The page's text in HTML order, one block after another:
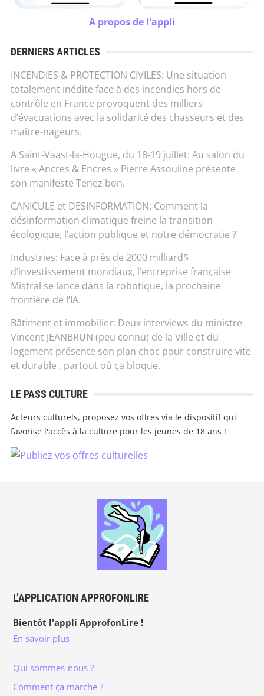
A propos de l'appli
DERNIERS ARTICLES
INCENDIES & PROTECTION CIVILES: Une situation
totalement inédite face à des incendies hors de
contrôle en France provoquent des milliers
d’évacuations avec la solidarité des chasseurs et des
maître-nageurs.
A Saint-Vaast-la-Hougue, du 18-19 juillet: Au salon du
livre « Ancres & Encres » Pierre Assouline présente
son manifeste Tenez bon.
CANICULE et DESINFORMATION: Comment la
désinformation climatique freine la transition
écologique, l’action publique et notre démocratie ?
Industries: Face à près de 2000 milliard$
d’investissement mondiaux, l’entreprise française
Mistral se lance dans la robotique, la prochaine
frontière de l’IA.
Bâtiment et immobilier: Deux interviews du ministre
Vincent JEANBRUN (peu connu) de la Ville et du
logement présente son plan choc pour construire vite
et durable , partout où ça bloque.
LE PASS CULTURE
Acteurs culturels, proposez vos offres via le dispositif qui
favorise l'accès à la culture pour les jeunes de 18 ans !
L’APPLICATION APPROFONLIRE
Bientôt l'appli ApprofonLire !
En savoir plus
Qui sommes-nous ?
Comment ça marche ?